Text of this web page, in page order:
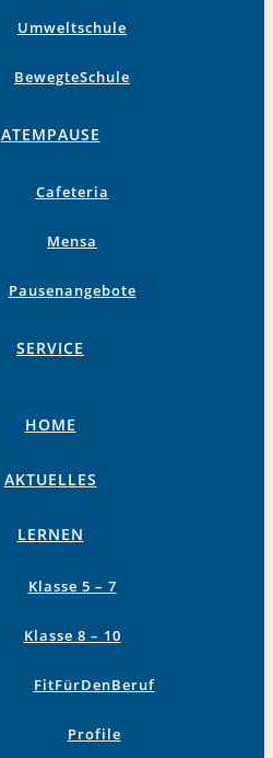
Umweltschule
BewegteSchule
ATEMPAUSE
Cafeteria
Mensa
Pausenangebote
SERVICE
HOME
AKTUELLES
LERNEN
Klasse 5 – 7
Klasse 8 – 10
FitFürDenBeruf
Profile